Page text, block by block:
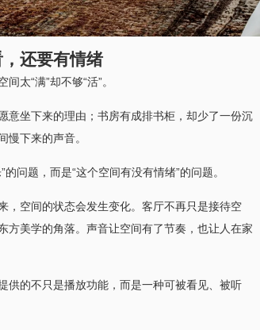
还要有情绪
太“满”却不够“活”。
意坐下来的理由；书房有成排书柜，却少了一份沉
慢下来的声音。
问题，而是“这个空间有没有情绪”的问题。
，空间的状态会发生变化。客厅不再只是接待空
方美学的角落。声音让空间有了节奏，也让人在家
供的不只是播放功能，而是一种可被看见、被听